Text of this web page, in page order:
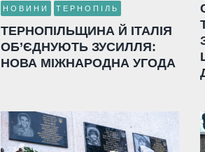
НОВИНИ ТЕРНОПІЛЬ
ТЕРНОПІЛЬЩИНА Й ІТАЛІЯ
ОБ’ЄДНУЮТЬ ЗУСИЛЛЯ:
НОВА МІЖНАРОДНА УГОДА